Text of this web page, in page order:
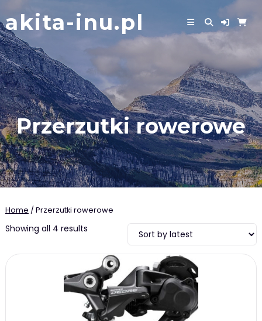
to
content
akita-inu.pl
Przerzutki rowerowe
Home / Przerzutki rowerowe
Showing all 4 results